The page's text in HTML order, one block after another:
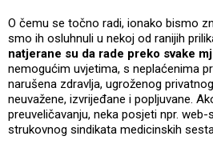
O čemu se točno radi, ionako bismo
smo ih osluhnuli u nekoj od ranijih
natjerane su da rade preko svake
nemogućim uvjetima, s neplaćenima
narušena zdravlja, ugroženog
neuvažene, izvrijeđane i popljuvane.
preuveličavanju, neka posjeti npr.
strukovnog sindikata medicinskih